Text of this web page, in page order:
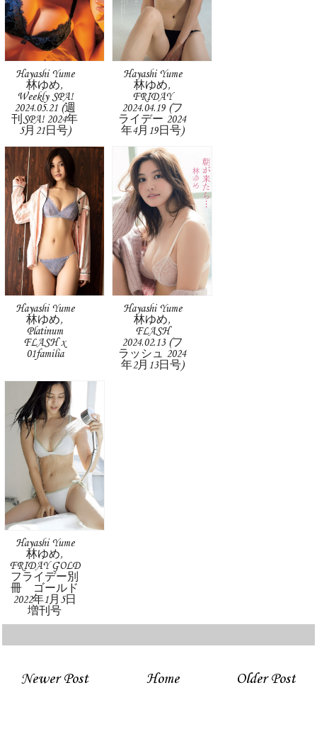
Hayashi Yume
林ゆめ,
Weekly SPA!
2024.05.21 (週
刊SPA! 2024年
5月21日号)
Hayashi Yume
林ゆめ,
FRIDAY
2024.04.19 (フ
ライデー 2024
年4月19日号)
Hayashi Yume
林ゆめ,
Platinum
FLASH x
01familia
Hayashi Yume
林ゆめ,
FLASH
2024.02.13 (フ
ラッシュ 2024
年2月13日号)
Hayashi Yume
林ゆめ,
FRIDAY GOLD
フライデー別
冊 ゴールド
2022年1月5日
増刊号
Newer Post Older Post
Home